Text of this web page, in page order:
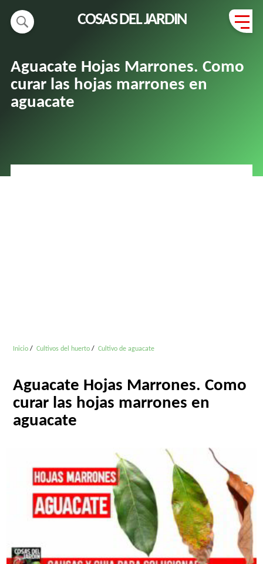
COSAS DEL JARDIN
Aguacate Hojas Marrones. Como
curar las hojas marrones en
aguacate
Inicio Cultivos del huerto Cultivo de aguacate
Aguacate Hojas Marrones. Como
curar las hojas marrones en
aguacate